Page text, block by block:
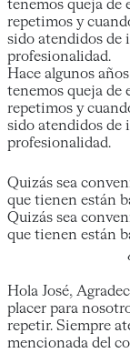
tenemos queja de
repetimos y
sido atendidos de
profesionalidad.
Hace algunos
tenemos queja de
repetimos y
sido atendidos de
profesionalidad.
Quizás sea
que tienen están
Quizás sea
que tienen están
Hola José,
placer para
repetir. Siempre
mencionada del